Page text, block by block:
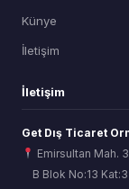
Künye
İletişim
İletişim
Get Dış Ticaret
Emirsultan Mah.
B Blok No:13 Kat:3